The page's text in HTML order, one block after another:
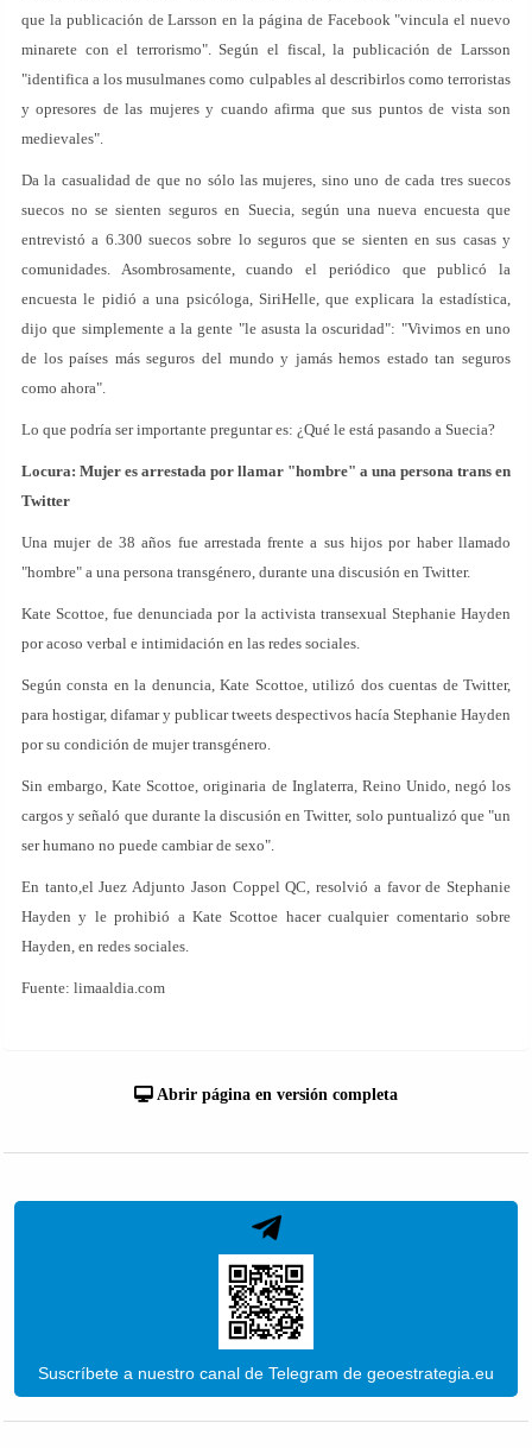
que la publicación de Larsson en la página de Facebook "vincula el nuevo
minarete con el terrorismo". Según el fiscal, la publicación de Larsson
"identifica a los musulmanes como culpables al describirlos como terroristas
y opresores de las mujeres y cuando afirma que sus puntos de vista son
medievales".
Da la casualidad de que no sólo las mujeres, sino uno de cada tres suecos
suecos no se sienten seguros en Suecia, según una nueva encuesta que
entrevistó a 6.300 suecos sobre lo seguros que se sienten en sus casas y
comunidades. Asombrosamente, cuando el periódico que publicó la
encuesta le pidió a una psicóloga, SiriHelle, que explicara la estadística,
dijo que simplemente a la gente "le asusta la oscuridad": "Vivimos en uno
de los países más seguros del mundo y jamás hemos estado tan seguros
como ahora".
Lo que podría ser importante preguntar es: ¿Qué le está pasando a Suecia?
Locura: Mujer es arrestada por llamar "hombre" a una persona trans en
Twitter
Una mujer de 38 años fue arrestada frente a sus hijos por haber llamado
"hombre" a una persona transgénero, durante una discusión en Twitter.
Kate Scottoe, fue denunciada por la activista transexual Stephanie Hayden
por acoso verbal e intimidación en las redes sociales.
Según consta en la denuncia, Kate Scottoe, utilizó dos cuentas de Twitter,
para hostigar, difamar y publicar tweets despectivos hacía Stephanie Hayden
por su condición de mujer transgénero.
Sin embargo, Kate Scottoe, originaria de Inglaterra, Reino Unido, negó los
cargos y señaló que durante la discusión en Twitter, solo puntualizó que "un
ser humano no puede cambiar de sexo".
En tanto,el Juez Adjunto Jason Coppel QC, resolvió a favor de Stephanie
Hayden y le prohibió a Kate Scottoe hacer cualquier comentario sobre
Hayden, en redes sociales.
Fuente: limaaldia.com
Abrir página en versión completa
Suscríbete a nuestro canal de Telegram de geoestrategia.eu